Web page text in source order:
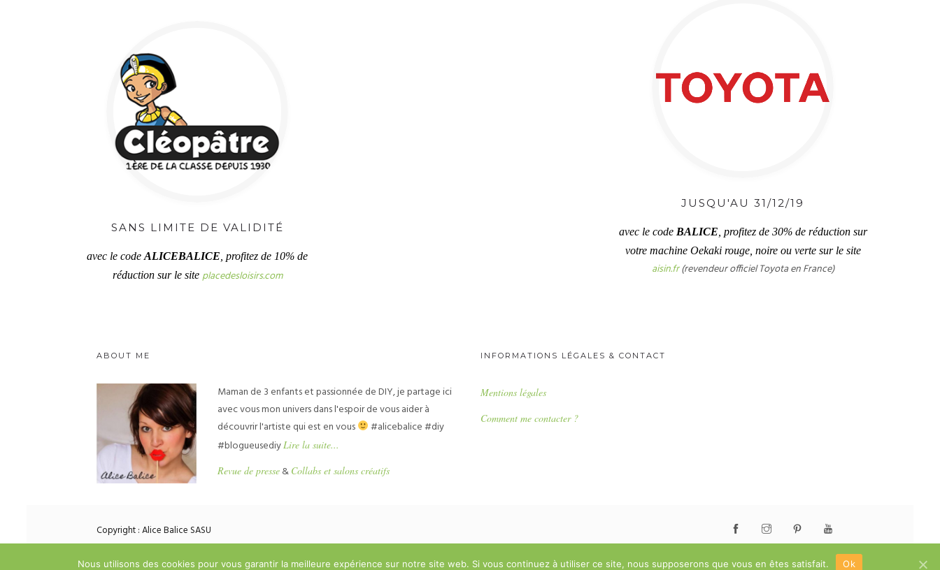
SANS LIMITE DE VALIDITÉ
avec le code ALICEBALICE , profitez de 10% de
réduction sur le site placedesloisirs.com
JUSQU'AU 31/12/19
avec le code BALICE , profitez de 30% de réduction sur
votre machine Oekaki rouge, noire ou verte sur le site
aisin.fr(revendeur officiel Toyota en France)
ABOUT ME
Maman de 3 enfants et passionnée de DIY, je partage ici
avec vous mon univers dans l'espoir de vous aider à
découvrir l'artiste qui est en vous
#alicebalice #diy
#blogueusediyLire la suite...
Revue de presse & Collabs et salons créatifs
INFORMATIONS LÉGALES & CONTACT
Mentions légales
Comment me contacter ?
Copyright : Alice Balice SASU
Nous utilisons des cookies pour vous garantir la meilleure expérience sur notre site web. Si vous continuez à utiliser ce site, nous supposerons que vous en êtes satisfait. Ok